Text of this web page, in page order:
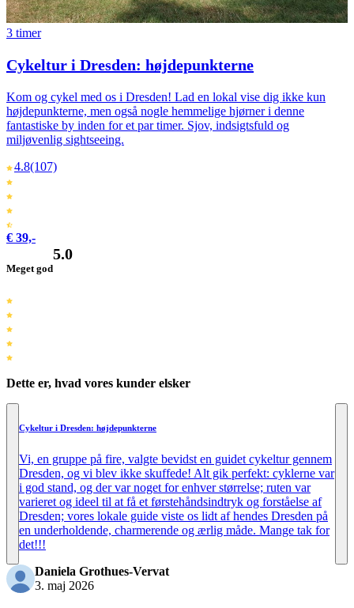
3 timer
Cykeltur i Dresden: højdepunkterne
Kom og cykel med os i Dresden! Lad en lokal vise dig ikke kun
højdepunkterne, men også nogle hemmelige hjørner i denne
fantastiske by inden for et par timer. Sjov, indsigtsfuld og
miljøvenlig sightseeing.
4.8(107)
€ 39,-
Meget god
5.0
Dette er, hvad vores kunder elsker
Cykeltur i Dresden: højdepunkterne
Vi, en gruppe på fire, valgte bevidst en guidet cykeltur gennem
Dresden, og vi blev ikke skuffede! Alt gik perfekt: cyklerne var
i god stand, og der var noget for enhver størrelse; ruten var
varieret og ideel til at få et førstehåndsindtryk og forståelse af
Dresden; vores lokale guide viste os lidt af hendes Dresden på
en underholdende, charmerende og ærlig måde. Mange tak for
det!!!
Daniela Grothues-Vervat
3. maj 2026